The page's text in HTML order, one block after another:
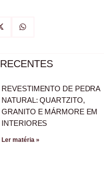
REVESTIMENTO DE PEDRA
NATURAL: QUARTZITO,
GRANITO E MÁRMORE EM
INTERIORES
Ler matéria »